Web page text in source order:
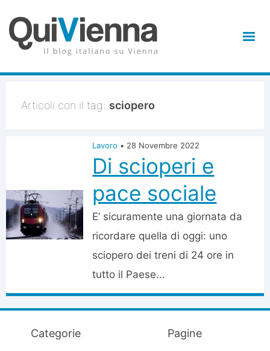
Articoli con il tag: sciopero
Lavoro • 28 Novembre 2022
Di scioperi e
pace sociale
E’ sicuramente una giornata da
ricordare quella di oggi: uno
sciopero dei treni di 24 ore in
tutto il Paese...
Categorie Pagine